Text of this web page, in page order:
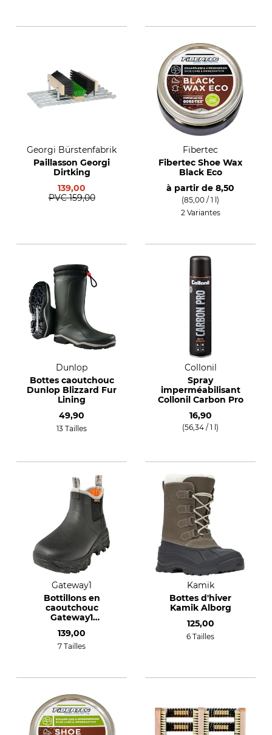
Georgi Bürstenfabrik
Paillasson Georgi
Dirtking
139,00
PVC 159,00
Fibertec
Fibertec Shoe Wax
Black Eco
à partir de 8,50
(85,00 / 1 l)
2 Variantes
Dunlop
Bottes caoutchouc
Dunlop Blizzard Fur
Lining
49,90
13 Tailles
Collonil
Spray
imperméabilisant
Collonil Carbon Pro
16,90
(56,34 / 1 l)
Gateway1
Bottillons en
caoutchouc
Gateway1
4 mm
139,00
7 Tailles
Kamik
Bottes d'hiver
Kamik Alborg
125,00
6 Tailles